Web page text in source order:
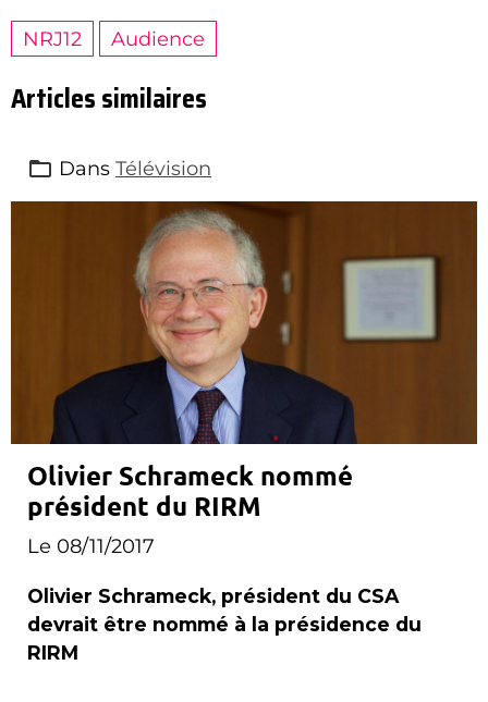
NRJ12 Audience
Articles similaires
Dans Télévision
Olivier Schrameck nommé
président du RIRM
Le 08/11/2017
Olivier Schrameck, président du CSA
devrait être nommé à la présidence du
RIRM